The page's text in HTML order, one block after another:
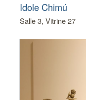
Idole Chimú
Salle 3, Vitrine 27